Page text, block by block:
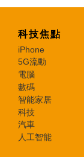
科技焦點
iPhone
5G流動
電腦
數碼
智能家居
科技
汽車
人工智能